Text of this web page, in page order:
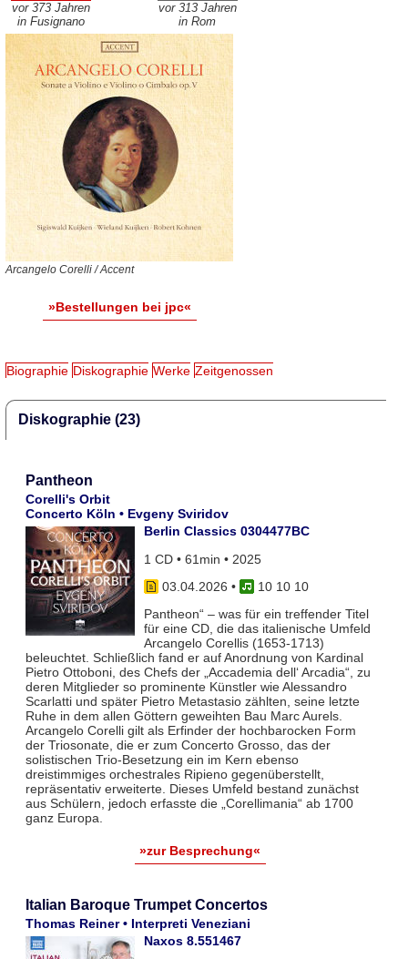
vor 373 Jahren
in Fusignano
vor 313 Jahren
in Rom
Arcangelo Corelli / Accent
»Bestellungen bei jpc«
Biographie Diskographie Werke Zeitgenossen
Diskographie (23)
Pantheon
Corelli's Orbit
Concerto Köln • Evgeny Sviridov
Berlin Classics 0304477BC
1 CD • 61min • 2025
03.04.2026 •
10 10 10
Pantheon“ – was für ein treffender Titel
für eine CD, die das italienische Umfeld
Arcangelo Corellis (1653-1713)
beleuchtet. Schließlich fand er auf Anordnung von Kardinal
Pietro Ottoboni, des Chefs der „Accademia dell‘ Arcadia“, zu
deren Mitglieder so prominente Künstler wie Alessandro
Scarlatti und später Pietro Metastasio zählten, seine letzte
Ruhe in dem allen Göttern geweihten Bau Marc Aurels.
Arcangelo Corelli gilt als Erfinder der hochbarocken Form
der Triosonate, die er zum Concerto Grosso, das der
solistischen Trio-Besetzung ein im Kern ebenso
dreistimmiges orchestrales Ripieno gegenüberstellt,
repräsentativ erweiterte. Dieses Umfeld bestand zunächst
aus Schülern, jedoch erfasste die „Corellimania“ ab 1700
ganz Europa.
»zur Besprechung«
Italian Baroque Trumpet Concertos
Thomas Reiner • Interpreti Veneziani
Naxos 8.551467